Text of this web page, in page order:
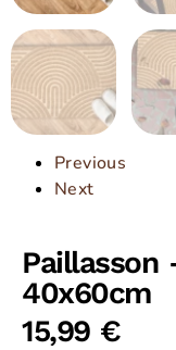
Previous
Next
Paillasson
40x60cm
15,99 €